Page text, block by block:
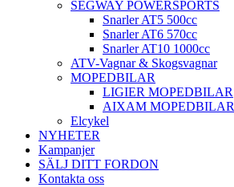
SEGWAY POWERSPORTS
Snarler AT5 500cc
Snarler AT6 570cc
Snarler AT10 1000cc
ATV-Vagnar & Skogsvagnar
MOPEDBILAR
LIGIER MOPEDBILAR
AIXAM MOPEDBILAR
Elcykel
NYHETER
Kampanjer
SÄLJ DITT FORDON
Kontakta oss